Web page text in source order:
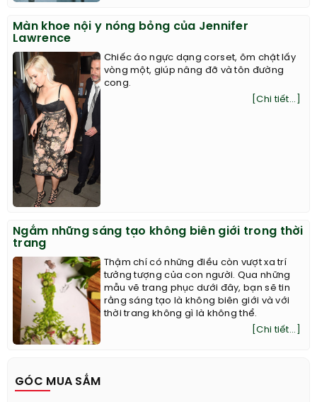
Màn khoe nội y nóng bỏng của Jennifer
Lawrence
Chiếc áo ngực dạng corset, ôm chặt lấy
vòng một, giúp nâng đỡ và tôn đường
cong.
[Chi tiết...]
Ngắm những sáng tạo không biên giới trong thời
trang
Thậm chí có những điều còn vượt xa trí
tưởng tượng của con người. Qua những
mẫu vẽ trang phục dưới đây, bạn sẽ tin
rằng sáng tạo là không biên giới và với
thời trang không gì là không thể.
[Chi tiết...]
GÓC MUA SẮM